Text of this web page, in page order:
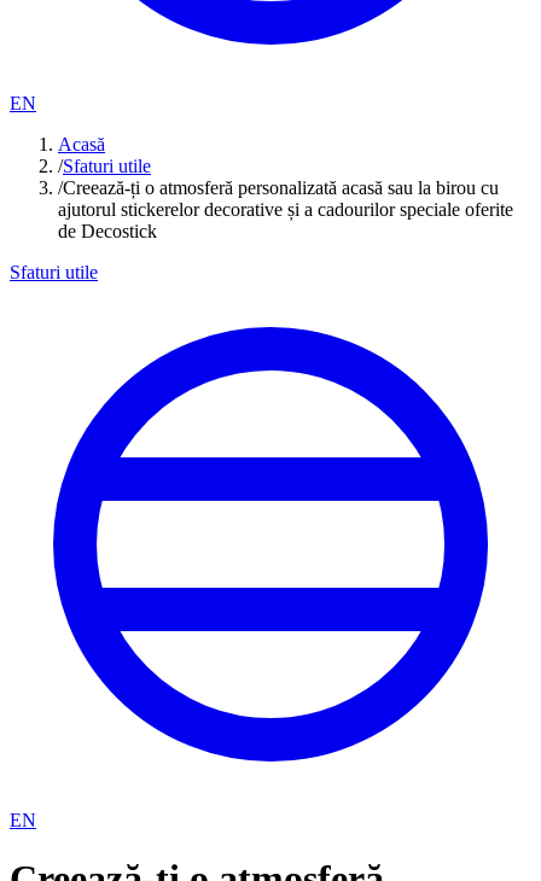
EN
Acasă
/Sfaturi utile
/Creează-ți o atmosferă personalizată acasă sau la birou cu
ajutorul stickerelor decorative și a cadourilor speciale oferite
de Decostick
Sfaturi utile
EN